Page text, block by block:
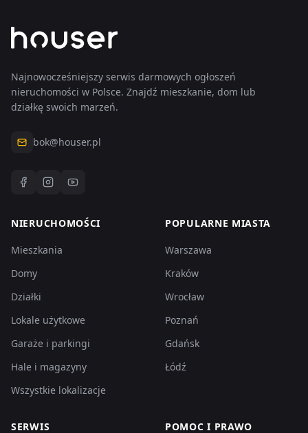
Najnowocześniejszy serwis darmowych ogłoszeń
nieruchomości w Polsce. Znajdź mieszkanie, dom lub
działkę swoich marzeń.
bok@houser.pl
NIERUCHOMOŚCI
Mieszkania
Domy
Działki
Lokale użytkowe
Garaże i parkingi
Hale i magazyny
Wszystkie lokalizacje
POPULARNE MIASTA
Warszawa
Kraków
Wrocław
Poznań
Gdańsk
Łódź
SERWIS POMOC I PRAWO